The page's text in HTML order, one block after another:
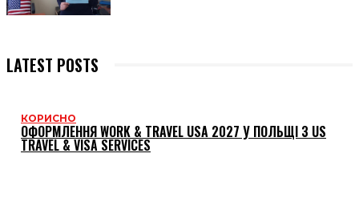
LATEST POSTS
КОРИСНО
ОФОРМЛЕННЯ WORK & TRAVEL USA 2027 У ПОЛЬЩІ З US
TRAVEL & VISA SERVICES